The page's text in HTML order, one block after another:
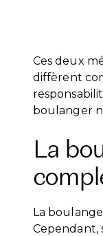
Ces deux
diffèrent
boulanger
La
La
Cependant,